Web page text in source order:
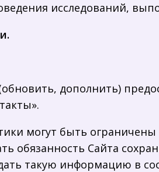
исследований,
дополнить)
могут быть
обязанность Сайта
такую информацию в